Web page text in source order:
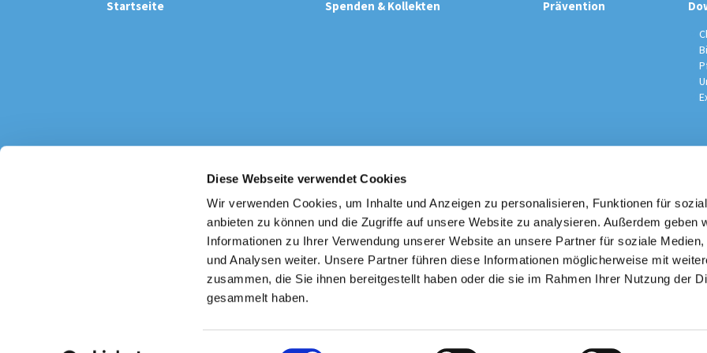
Diese Webseite verwendet Cookies
Wir verwenden Cookies, um Inhalte und Anzeigen zu personalisieren, Funktionen für
anbieten zu können und die Zugriffe auf unsere Website zu analysieren. Außerdem geben
Informationen zu Ihrer Verwendung unserer Website an unsere Partner für soziale Medien,
und Analysen weiter. Unsere Partner führen diese Informationen möglicherweise mit
zusammen, die Sie ihnen bereitgestellt haben oder die sie im Rahmen Ihrer Nutzung der
gesammelt haben.
Startseite Spenden & Kollekten Prävention
Katholische Kirchengemeinde / Pfarrei St. Johannes der Täufer
Am Kiesteich 50, 13589 Berlin
030 – 373 22 16
info@st-johannes-spandau.de
Kontakt|Impressum |Datenschutzhinweise|Erzbistum Berlin